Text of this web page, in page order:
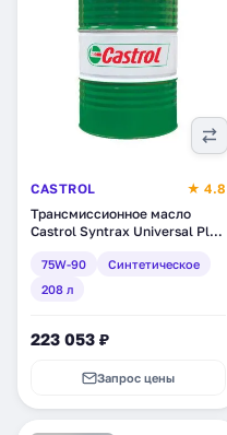
CASTROL
★ 4.8
Трансмиссионное масло
Castrol Syntrax Universal Plus
л (154FBA)
75W-90
Синтетическое
208 л
223 053 ₽
Запрос цены